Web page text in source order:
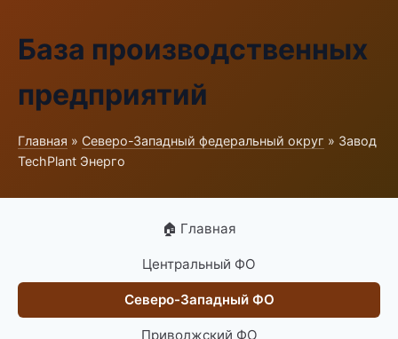
База производственных
предприятий
Главная » Северо-Западный федеральный округ » Завод
TechPlant Энерго
🏠 Главная
Центральный ФО
Северо-Западный ФО
Приволжский ФО